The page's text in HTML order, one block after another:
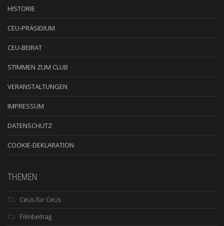
HISTORIE
CEU-PRÄSIDIUM
CEU-BEIRAT
STIMMEN ZUM CLUB
VERANSTALTUNGEN
IMPRESSUM
DATENSCHUTZ
COOKIE-DEKLARATION
THEMEN
CeUs für CeUs
Filmbeitrag